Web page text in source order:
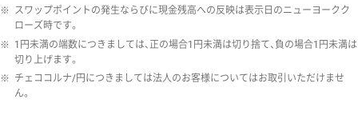
※ スワップポイントの発生ならびに現金残高への反映は表示日のニューヨークク
ローズ時です。
※ 1円未満の端数につきましては、正の場合1円未満は切り捨て、負の場合1円未満は
切り上げます。
※ チェココルナ/円につきましては法人のお客様についてはお取引いただけませ
ん。